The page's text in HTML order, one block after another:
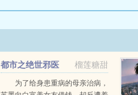
榴莲糖甜
都市之绝世邪医
为了给身患重病的母亲治病，